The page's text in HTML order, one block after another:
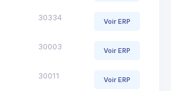
30334 Voir ERP
30003 Voir ERP
30011 Voir ERP